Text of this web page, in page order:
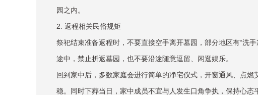
园之内。
2. 返程相关民俗规矩
祭祀结束准备返程时，不要直接空手离开墓园，部分地区有“洗
途中，禁止折返墓园，也不要沿途随意逗留、闲逛娱乐。
回到家中后，多数家庭会进行简单的净宅仪式，开窗通风、点
稳。同时下葬当日，家中成员不宜与人发生口角争执，保持心态